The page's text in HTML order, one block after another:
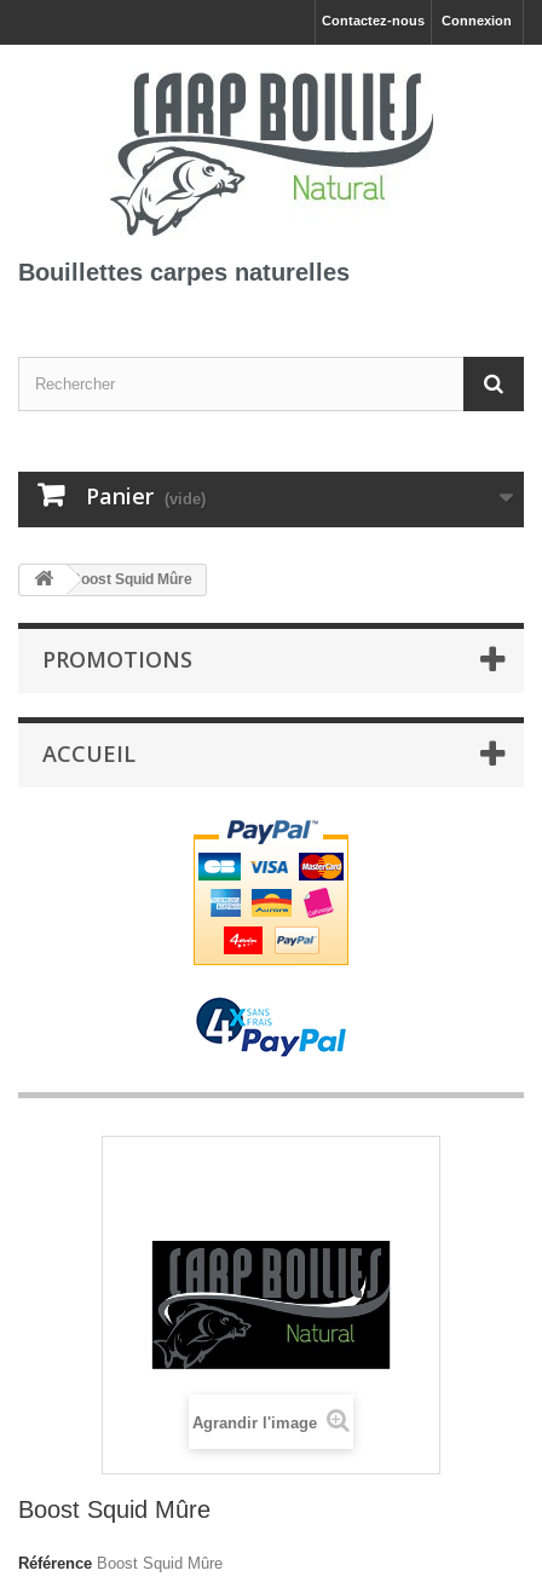
Connexion
Contactez-nous
Bouillettes carpes naturelles
Panier (vide)
Boost Squid Mûre
PROMOTIONS
ACCUEIL
Agrandir l'image
Boost Squid Mûre
Référence Boost Squid Mûre